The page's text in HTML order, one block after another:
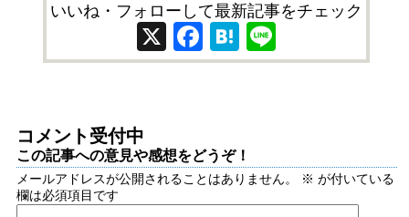
いいね・フォローして最新記事をチェック
X Facebook
Hatena
コメント受付中
この記事への意見や感想をどうぞ！
メールアドレスが公開されることはありません。 ※ が付いている
欄は必須項目です